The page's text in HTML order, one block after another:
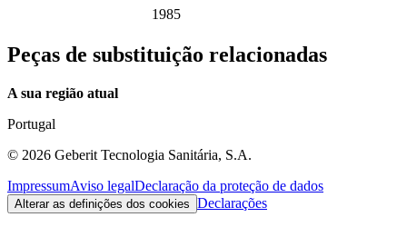
1985
Peças de substituição relacionadas
A sua região atual
Portugal
© 2026 Geberit Tecnologia Sanitária, S.A.
ImpressumAviso legalDeclaração da proteção de dados
Alterar as definições dos cookies Declarações